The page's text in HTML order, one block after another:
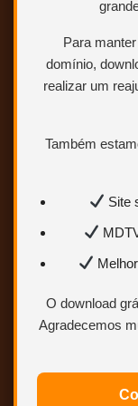
Para
domínio,
realizar um
Também
Site
O download
Agradecemos
BLURAY